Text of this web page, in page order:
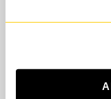
je
Bovendien
in jouw